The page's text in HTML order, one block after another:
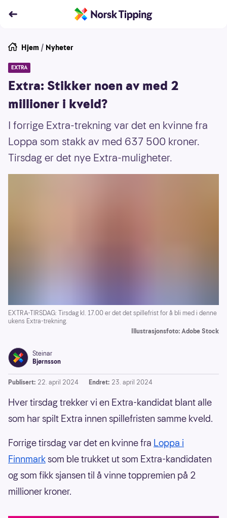
Hjem / Nyheter
EXTRA
Extra: Stikker noen av med 2
millioner i kveld?
I forrige Extra-trekning var det en kvinne fra
Loppa som stakk av med 637 500 kroner.
Tirsdag er det nye Extra-muligheter.
EXTRA-TIRSDAG: Tirsdag kl. 17.00 er det det spillefrist for å bli med i denne
ukens Extra-trekning.
Illustrasjonsfoto: Adobe Stock
Steinar
Bjørnsson
Publisert: 22. april 2024 Endret: 23. april 2024
Hver tirsdag trekker vi en Extra-kandidat blant alle
som har spilt Extra innen spillefristen samme kveld.
Forrige tirsdag var det en kvinne fra Loppa i
Finnmark som ble trukket ut som Extra-kandidaten
og som fikk sjansen til å vinne toppremien på 2
millioner kroner.